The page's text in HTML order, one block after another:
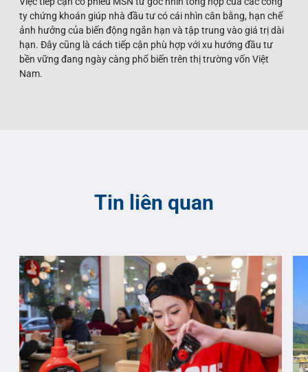
ty chứng khoán giúp nhà đầu tư có cái nhìn cân bằng, hạn chế
ảnh hưởng của biến động ngắn hạn và tập trung vào giá trị dài
hạn. Đây cũng là cách tiếp cận phù hợp với xu hướng đầu tư
bền vững đang ngày càng phổ biến trên thị trường vốn Việt
Nam.
Tin liên quan